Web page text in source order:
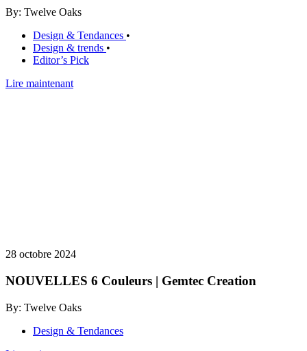
By: Twelve Oaks
Design & Tendances •
Design & trends •
Editor’s Pick
Lire maintenant
28 octobre 2024
NOUVELLES 6 Couleurs | Gemtec Creation
By: Twelve Oaks
Design & Tendances